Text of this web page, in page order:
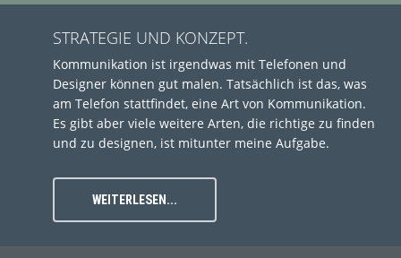
STRATEGIE UND KONZEPT.
Kommunikation ist irgendwas mit Telefonen und
Designer können gut malen. Tatsächlich ist das, was
am Telefon stattfindet, eine Art von Kommunikation.
Es gibt aber viele weitere Arten, die richtige zu finden
und zu designen, ist mitunter meine Aufgabe.
WEITERLESEN...